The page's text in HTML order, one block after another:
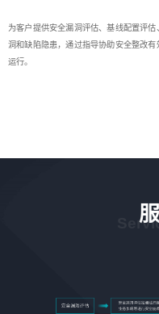
为客户提供安全漏洞评估、基线配置评
洞和缺陷隐患，通过指导协助安全整改
运行。